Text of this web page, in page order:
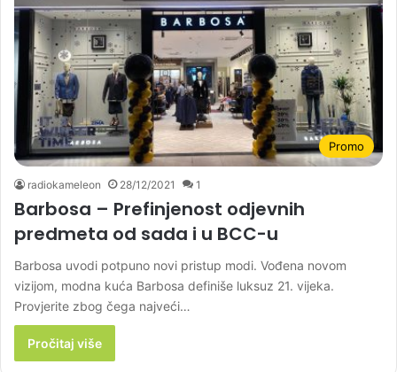
Promo
radiokameleon 28/12/2021 1
Barbosa – Prefinjenost odjevnih
predmeta od sada i u BCC-u
Barbosa uvodi potpuno novi pristup modi. Vođena novom
vizijom, modna kuća Barbosa definiše luksuz 21. vijeka.
Provjerite zbog čega najveći…
Pročitaj više